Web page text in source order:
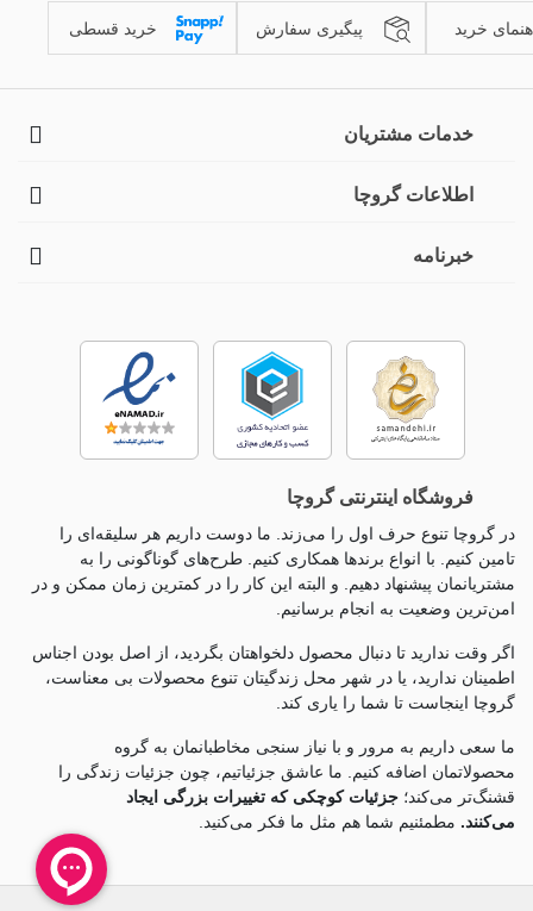
خرید پیگیری سفارش خرید قسطی
خدمات مشتریان
اطلاعات گروچا
خبرنامه
فروشگاه اینترنتی گروچا
در گروچا تنوع حرف اول را می‌زند. ما دوست داریم هر سلیقه‌ای را
تامین کنیم. با انواع برندها همکاری کنیم. طرح‌های گوناگونی را به
مشتریانمان پیشنهاد دهیم. و البته این کار را در کمترین زمان ممکن و در
امن‌ترین وضعیت به انجام برسانیم.
اگر وقت ندارید تا دنبال محصول دلخواهتان بگردید، از اصل بودن اجناس
اطمینان ندارید، یا در شهر محل زندگیتان تنوع محصولات بی معناست،
گروچا اینجاست تا شما را یاری کند.
ما سعی داریم به مرور و با نیاز سنجی مخاطبانمان به گروه
محصولاتمان اضافه کنیم. ما عاشق جزئياتیم، چون جزئيات زندگی را
قشنگ‌تر می‌کند؛ جزئیات کوچکی که تغییرات بزرگی ایجاد
می‌کنند. مطمئنیم شما هم مثل ما فکر می‌کنید.